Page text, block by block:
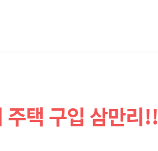
주택 구입 삼만리!!